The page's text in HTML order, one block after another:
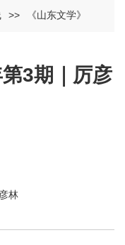
>> 《山东文学》
3期｜厉彦
彦林